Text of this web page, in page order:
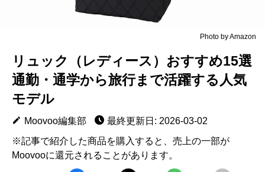
Photo by Amazon
リュック（レディース）おすすめ15選
通勤・通学から旅行まで活躍する人気
モデル
Moovoo編集部
最終更新日: 2026-03-02
※記事で紹介した商品を購入すると、売上の一部が
Moovooに還元されることがあります。